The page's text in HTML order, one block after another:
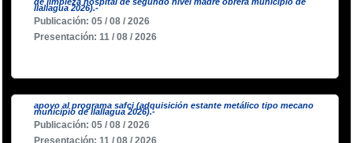
llallagua 2026).-
Publicación: 05 / 08 / 2026
Presentación: 11 / 08 / 2026
apoyo al programa safci (adquisición estante metálico tipo mecano
municipio de llallagua 2026).-
Publicación: 05 / 08 / 2026
Presentación: 11 / 08 / 2026